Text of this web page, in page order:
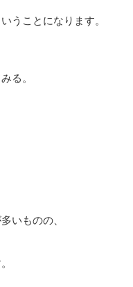
うことになります。
る。
いものの、